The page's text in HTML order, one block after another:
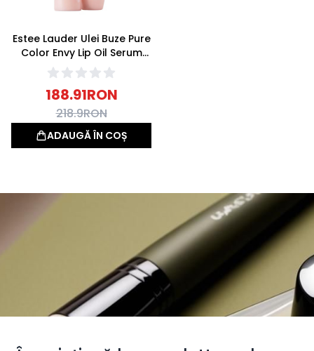
Estee Lauder Ulei Buze Pure
Color Envy Lip Oil Serum
Night Time Rescue 9ml
188.91RON
218.9RON
ADAUGĂ ÎN COȘ